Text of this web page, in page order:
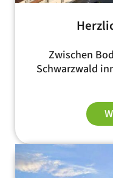
Zwischen
Schwarzwald